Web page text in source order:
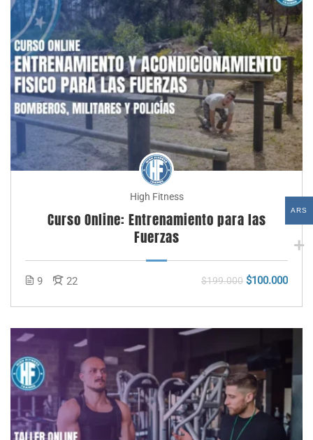
High Fitness
Curso Online: Entrenamiento para las
Fuerzas
9 22 $199.000 $100.000
ARS